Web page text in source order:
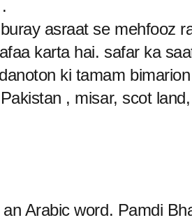
asraat se mehfooz
karta hai. safar ka
ki tamam
, misar, scot
Arabic word. Pamdi